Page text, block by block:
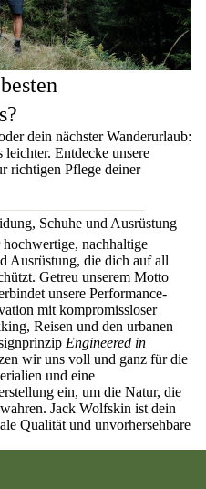
dein nächster Wanderurlaub:
Entdecke unsere
richtigen Pflege deiner
Schuhe und Ausrüstung
nachhaltige
Ausrüstung, die dich auf all
Getreu unserem Motto
unsere Performance-
mit kompromissloser
Reisen und den urbanen
Engineered in
wir uns voll und ganz für die
und eine
ein, um die Natur, die
Jack Wolfskin ist dein
Qualität und unvorhersehbare